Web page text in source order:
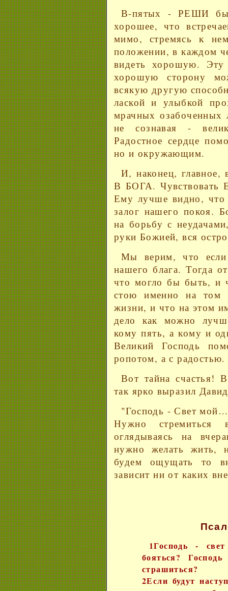
В-пятых - РЕШИ
хорошее, что
мимо, стремясь к
положении, в каждом
видеть хорошую. Эту
хорошую сторону
всякую другую
лаской и улыбкой
мрачных озабоченных
не сознавая -
Радостное сердце
но и окружающим.
И, наконец,
В БОГА. Чувствовать
Ему лучше видно,
залог нашего покоя.
на борьбу с
руки Божией, вся
Мы верим, что если
нашего блага. Тогда
что могло бы быть, и
стою именно на том
жизни, и что на этом
дело как можно
кому пять, а кому и
Великий Господь
ропотом, а с радостью.
Вот тайна счастья!
так ярко выразил
"Господь - Свет
Нужно
оглядываясь на
нужно желать жить,
будем ощущать то
зависит ни от каких
1Господь -
бояться?
страшиться?
2Если будут